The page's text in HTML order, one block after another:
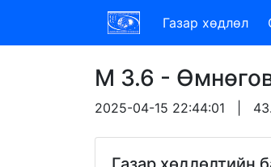
Газар хөдлөл
M 3.6 -
2025-04-15 22:44:01 |